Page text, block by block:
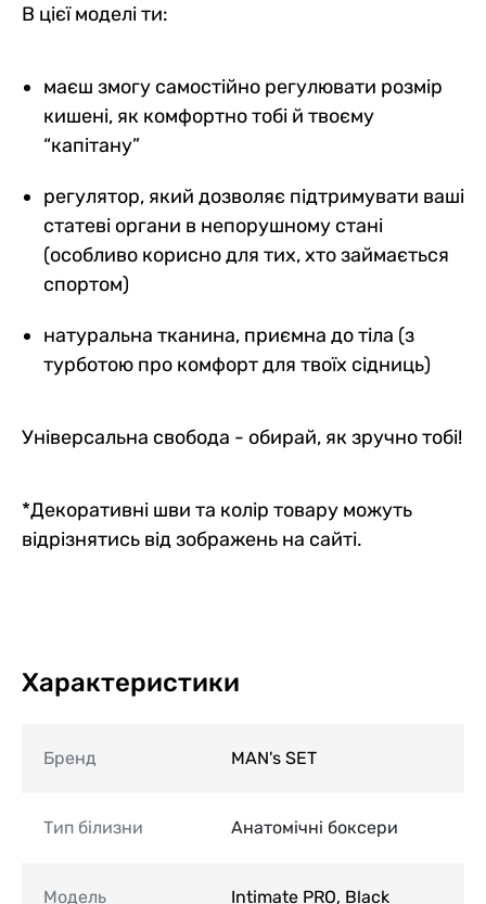
В цієї моделі ти:
маєш змогу самостійно регулювати розмір
кишені, як комфортно тобі й твоєму
“капітану”
регулятор, який дозволяє підтримувати ваші
статеві органи в непорушному стані
(особливо корисно для тих, хто займається
спортом)
натуральна тканина, приємна до тіла (з
турботою про комфорт для твоїх сідниць)
Універсальна свобода - обирай, як зручно тобі!
*Декоративні шви та колір товару можуть
відрізнятись від зображень на сайті.
Характеристики
Бренд MAN's SET
Тип білизни Анатомічні боксери
Модель Intimate PRO, Black